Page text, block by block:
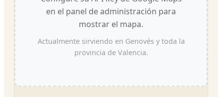
en el panel de administración para
mostrar el mapa.
Actualmente sirviendo en Genovés y toda la
provincia de Valencia.